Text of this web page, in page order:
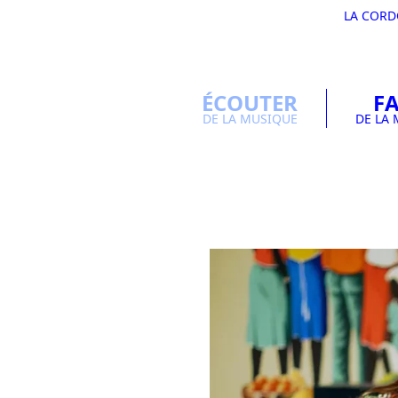
LA
ÉCOUTER
DE LA MUSIQUE DE LA